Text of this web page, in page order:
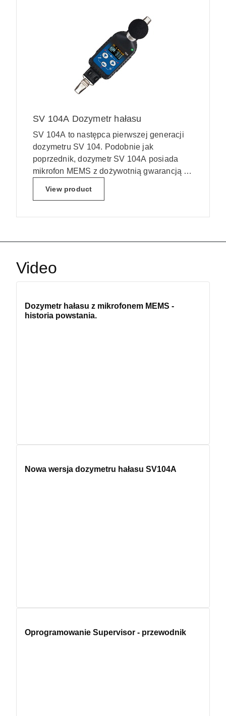
SV 104A Dozymetr hałasu
SV 104A to następca pierwszej generacji
dozymetru SV 104. Podobnie jak
poprzednik, dozymetr SV 104A posiada
mikrofon MEMS z dożywotnią gwarancją z
Nową opcją w tej wersji dozymetru jest
połączenie z aplikacją Asystent na
View product
Video
Dozymetr hałasu z mikrofonem MEMS -
historia powstania.
Nowa wersja dozymetru hałasu SV104A
Oprogramowanie Supervisor - przewodnik